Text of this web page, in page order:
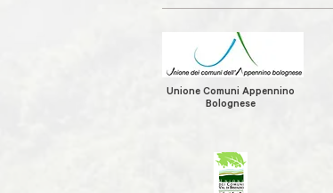
Unione Comuni Appennino
Bolognese